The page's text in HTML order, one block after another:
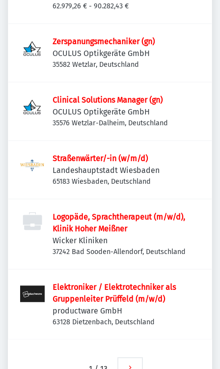
Main-Innenstadt I, Deutschland
62.979,26 € - 90.282,43 €
Zerspanungsmechaniker (gn)
OCULUS Optikgeräte GmbH
35582 Wetzlar, Deutschland
Clinical Solutions Manager (gn)
OCULUS Optikgeräte GmbH
35576 Wetzlar-Dalheim, Deutschland
Straßenwärter/-in (w/m/d)
Landeshauptstadt Wiesbaden
65183 Wiesbaden, Deutschland
Logopäde, Sprachtherapeut (m/w/d),
Klinik Hoher Meißner
Wicker Kliniken
37242 Bad Sooden-Allendorf, Deutschland
Elektroniker / Elektrotechniker als
Gruppenleiter Prüffeld (m/w/d)
productware GmbH
63128 Dietzenbach, Deutschland